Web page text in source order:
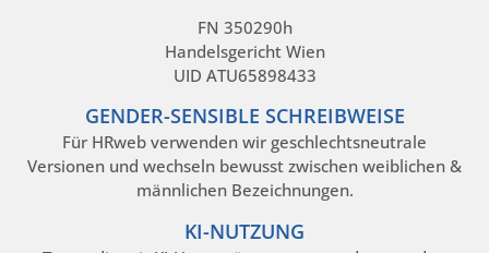
FN 350290h
Handelsgericht Wien
UID ATU65898433
GENDER-SENSIBLE SCHREIBWEISE
Für HRweb verwenden wir geschlechtsneutrale
Versionen und wechseln bewusst zwischen weiblichen &
männlichen Bezeichnungen.
KI-NUTZUNG